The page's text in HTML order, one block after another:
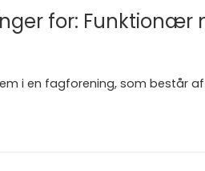
for: Funktionær
i en fagforening, som består